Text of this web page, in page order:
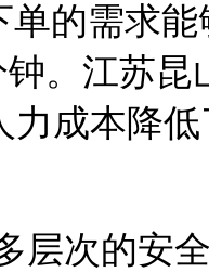
单的需求
钟。江苏昆
力成本降
层次的安